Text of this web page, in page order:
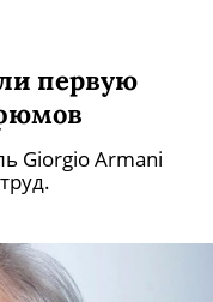
первую
Giorgio Armani